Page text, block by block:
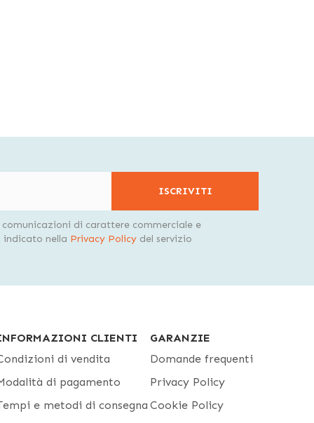
ISCRIVITI
di carattere commerciale e
indicato nella Privacy Policy del servizio
CLIENTI
di vendita
di pagamento
e metodi di consegna
GARANZIE
Domande frequenti
Privacy Policy
Cookie Policy